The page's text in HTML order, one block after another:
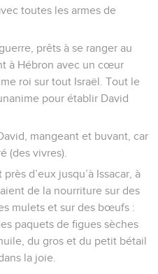
toutes les armes de
prêts à se ranger au
à Hébron avec un cœur
roi sur tout Israël. Tout le
pour établir David
mangeant et buvant, car
(des vivres).
d’eux jusqu’à Issacar, à
de la nourriture sur des
mulets et sur des bœufs :
paquets de figues sèches
du gros et du petit bétail
la joie.